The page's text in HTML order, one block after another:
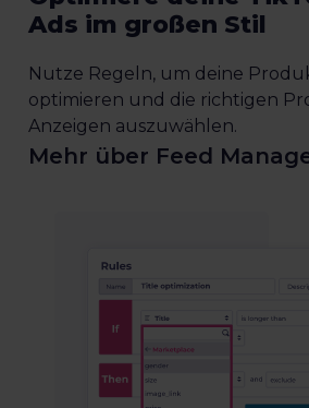
Ads im großen Stil
Nutze Regeln, um deine
optimieren und die richtigen
Anzeigen auszuwählen.
Mehr über Feed